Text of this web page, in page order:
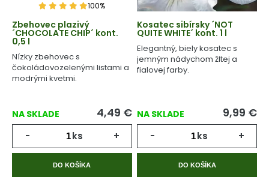
100%
Zbehovec plazivý
´CHOCOLATE CHIP´ kont.
0,5 l
Nízky zbehovec s
čokoládovozelenými listami a
modrými kvetmi.
NA SKLADE 4,49 €
- ks +
DO KOŠÍKA
Kosatec sibírsky ´NOT
QUITE WHITE´ kont. 1 l
Elegantný, biely kosatec s
jemným nádychom žltej a
fialovej farby.
NA SKLADE 9,99 €
- ks +
DO KOŠÍKA